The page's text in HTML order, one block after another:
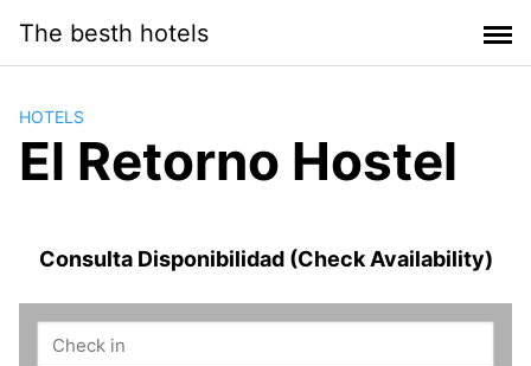
contenido
The besth hotels
HOTELS
El Retorno Hostel
Consulta Disponibilidad (Check Availability)